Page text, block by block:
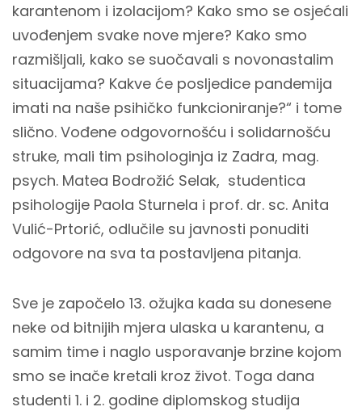
karantenom i izolacijom? Kako smo se osjećali
uvođenjem svake nove mjere? Kako smo
razmišljali, kako se suočavali s novonastalim
situacijama? Kakve će posljedice pandemija
imati na naše psihičko funkcioniranje?“ i tome
slično. Vođene odgovornošću i solidarnošću
struke, mali tim psihologinja iz Zadra, mag.
psych. Matea Bodrožić Selak, studentica
psihologije Paola Sturnela i prof. dr. sc. Anita
Vulić-Prtorić, odlučile su javnosti ponuditi
odgovore na sva ta postavljena pitanja.
Sve je započelo 13. ožujka kada su donesene
neke od bitnijih mjera ulaska u karantenu, a
samim time i naglo usporavanje brzine kojom
smo se inače kretali kroz život. Toga dana
studenti 1. i 2. godine diplomskog studija